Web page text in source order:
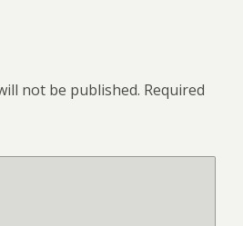
not be published. Required